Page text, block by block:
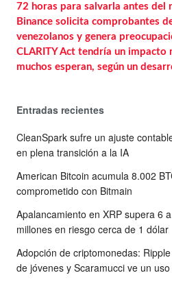
72 horas para salvarla antes del
Binance solicita comprobantes
venezolanos y genera
CLARITY Act tendría un impacto
muchos esperan, según un
Entradas recientes
CleanSpark sufre un ajuste
en plena transición a la IA
American Bitcoin acumula 8.002
comprometido con Bitmain
Apalancamiento en XRP supera 6
millones en riesgo cerca de 1 dólar
Adopción de criptomonedas:
de jóvenes y Scaramucci ve un